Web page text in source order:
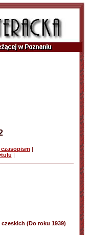
|
|
(Do roku 1939)